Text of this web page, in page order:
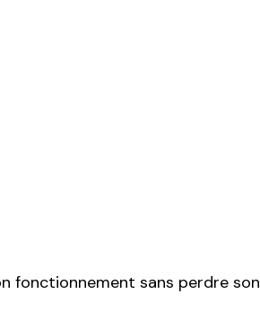
fonctionnement sans perdre son